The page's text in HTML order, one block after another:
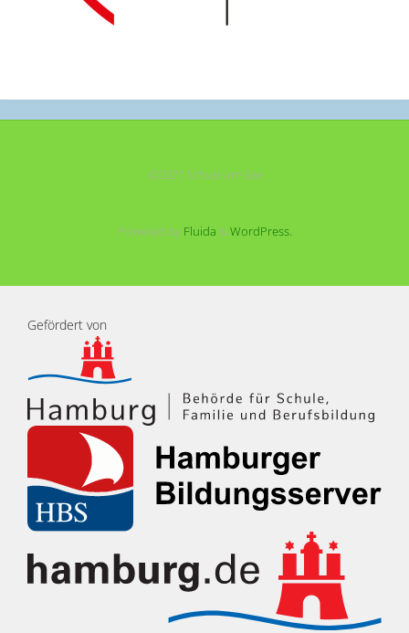
©2021 Schule am See
Powered byFluida &WordPress.
Gefördert von